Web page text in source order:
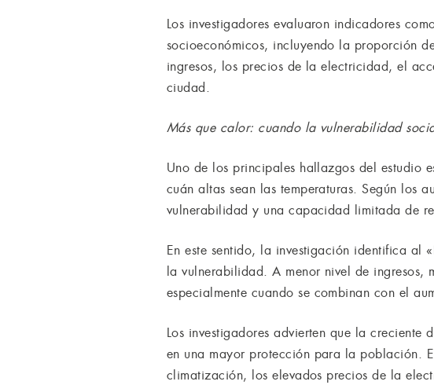
Los investigadores evaluaron indicadores
socioeconómicos, incluyendo la proporción
ingresos, los precios de la electricidad, el
ciudad.
Más que calor: cuando la vulnerabilidad
Uno de los principales hallazgos del estudio
cuán altas sean las temperaturas. Según los
vulnerabilidad y una capacidad limitada de
En este sentido, la investigación identifica al
la vulnerabilidad. A menor nivel de ingresos,
especialmente cuando se combinan con el
Los investigadores advierten que la
en una mayor protección para la población.
climatización, los elevados precios de la